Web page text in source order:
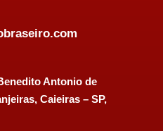
Antonio de
Caieiras – SP,